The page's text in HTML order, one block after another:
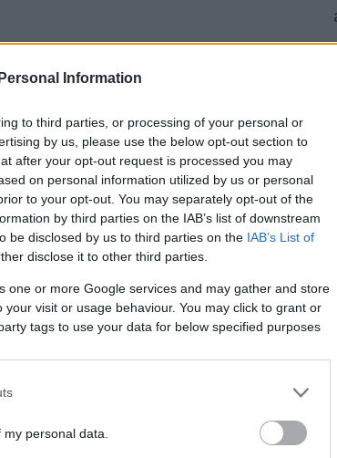
Information
to third parties, or processing of your personal or
by us, please use the below opt-out section to
after your opt-out request is processed you may
on personal information utilized by us or personal
to your opt-out. You may separately opt-out of the
by third parties on the IAB’s list of downstream
be disclosed by us to third parties on the IAB’s List of
disclose it to other third parties.
one or more Google services and may gather and store
visit or usage behaviour. You may click to grant or
tags to use your data for below specified purposes
personal data.
κοντά σε
εξωτερική
16:00
βλάστηση
15:47 Berkshire
μετοχές
Β' τρίμηνο
15:35
Ιράν: Το
και Ομάν
15:23 Σκέρτσος:
Έλληνας
Σε